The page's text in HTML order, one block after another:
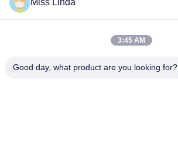
Miss Linda
3:45 AM
Good day, what product are you looking for?